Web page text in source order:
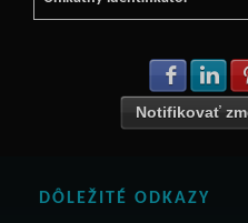
Notifikovať
DÔLEŽITÉ ODKAZY